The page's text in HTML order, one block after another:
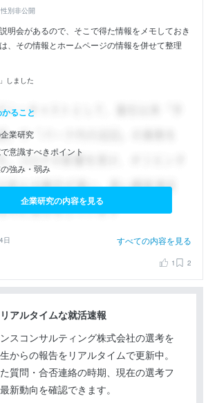
別非公開
明会があるので、そこで得た情報をメモしておき
、その情報とホームページの情報を併せて整理
しました
ること
業研究
意識すべきポイント
強み・弱み
企業研究の内容を見る
日 すべての内容を見る
1 2
アルタイムな就活速報
スコンサルティング株式会社の選考を
からの報告をリアルタイムで更新中。
質問・合否連絡の時期、現在の選考フ
新動向を確認できます。